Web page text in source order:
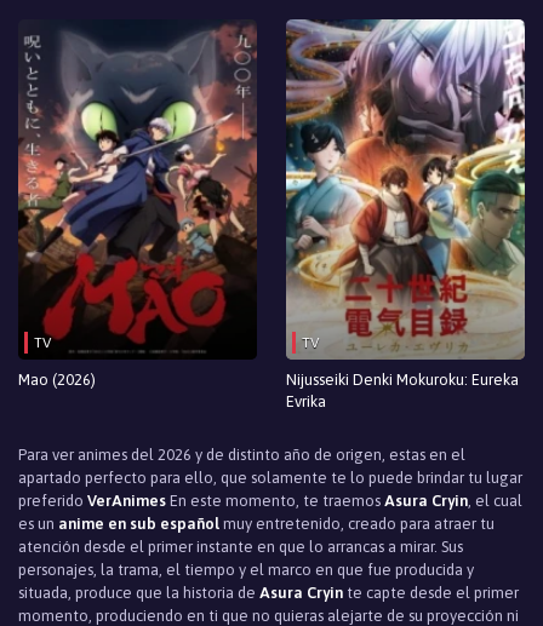
TV
Mao (2026)
TV
Nijusseiki Denki Mokuroku: Eureka
Evrika
Para ver animes del 2026 y de distinto año de origen, estas en el
apartado perfecto para ello, que solamente te lo puede brindar tu lugar
preferido VerAnimes En este momento, te traemos Asura Cryin , el cual
es un anime en sub español muy entretenido, creado para atraer tu
atención desde el primer instante en que lo arrancas a mirar. Sus
personajes, la trama, el tiempo y el marco en que fue producida y
situada, produce que la historia de Asura Cryin te capte desde el primer
momento, produciendo en ti que no quieras alejarte de su proyección ni